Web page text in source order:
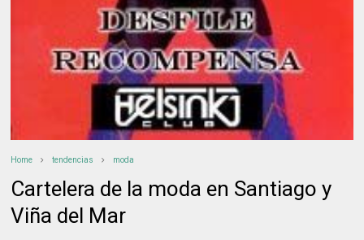
Home tendencias moda
Cartelera de la moda en Santiago y
Viña del Mar